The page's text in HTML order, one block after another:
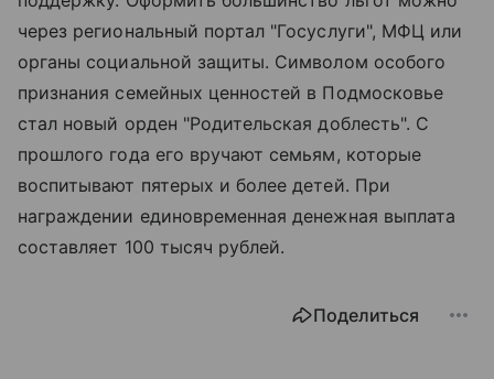
через региональный портал "Госуслуги", МФЦ или
органы социальной защиты. Символом особого
признания семейных ценностей в Подмосковье
стал новый орден "Родительская доблесть". С
прошлого года его вручают семьям, которые
воспитывают пятерых и более детей. При
награждении единовременная денежная выплата
составляет 100 тысяч рублей.
Поделиться